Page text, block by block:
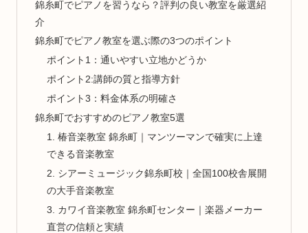
錦糸町でピアノを習うなら？評判の良い教室を厳選紹
介
錦糸町でピアノ教室を選ぶ際の3つのポイント
ポイント1：通いやすい立地かどうか
ポイント2:講師の質と指導方針
ポイント3：料金体系の明確さ
錦糸町でおすすめのピアノ教室5選
1. 椿音楽教室 錦糸町｜マンツーマンで確実に上達
できる音楽教室
2. シアーミュージック錦糸町校｜全国100校舎展開
の大手音楽教室
3. カワイ音楽教室 錦糸町センター｜楽器メーカー
直営の信頼と実績